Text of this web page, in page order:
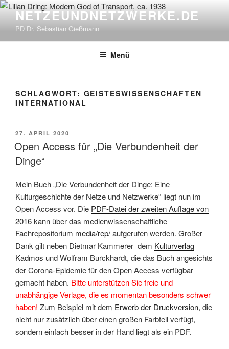
Zum
springen
NETZEUNDNETZWERKE.DE
PD Dr. Sebastian Gießmann
Menü
SCHLAGWORT: GEISTESWISSENSCHAFTEN
INTERNATIONAL
VERÖFFENTLICHT
AM
27. APRIL 2020
Open Access für „Die Verbundenheit der
Dinge“
Mein Buch „Die Verbundenheit der Dinge: Eine
Kulturgeschichte der Netze und Netzwerke“ liegt nun im
Open Access vor. Die PDF-Datei der zweiten Auflage von
2016kann über das medienwissenschaftliche
Fachrepositorium media/rep/aufgerufen werden. Großer
Dank gilt neben Dietmar Kammerer dem Kulturverlag
Kadmos und Wolfram Burckhardt, die das Buch angesichts
der Corona-Epidemie für den Open Access verfügbar
gemacht haben. Bitte unterstützen Sie freie und
unabhängige Verlage, die es momentan besonders schwer
haben! Zum Beispiel mit dem Erwerb der Druckversion, die
nicht nur zusätzlich über einen großen Farbteil verfügt,
sondern einfach besser in der Hand liegt als ein PDF.